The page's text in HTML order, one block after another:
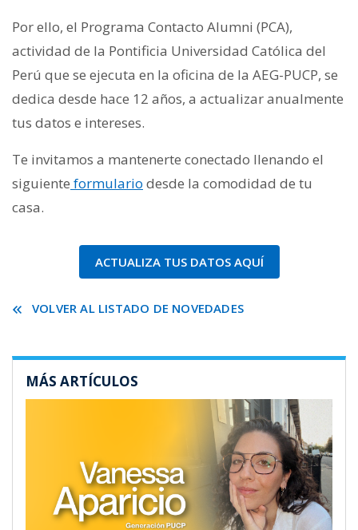
Por ello, el Programa Contacto Alumni (PCA),
actividad de la Pontificia Universidad Católica del
Perú que se ejecuta en la oficina de la AEG-PUCP, se
dedica desde hace 12 años, a actualizar anualmente
tus datos e intereses.
Te invitamos a mantenerte conectado llenando el
siguiente formulario desde la comodidad de tu
casa.
ACTUALIZA TUS DATOS AQUÍ
VOLVER AL LISTADO DE NOVEDADES
MÁS ARTÍCULOS